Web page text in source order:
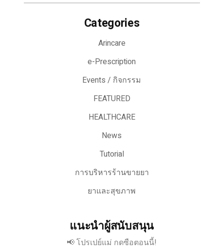
Categories
Arincare
e-Prescription
Events / กิจกรรม
FEATURED
HEALTHCARE
News
Tutorial
การบริหารร้านขายยา
ยาและสุขภาพ
แนะนำผู้สนับสนุน
📢 โปรเปย์แม่ กดซือตอนนี้!